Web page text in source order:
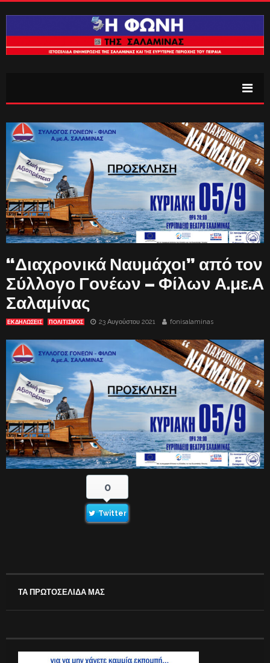
“Διαχρονικά Ναυμάχοι” από τον
Σύλλογο Γονέων – Φίλων Α.με.Α
Σαλαμίνας
ΕΚΔΗΛΏΣΕΙΣ ΠΟΛΙΤΙΣΜΟΣ 23 Αυγούστου 2021 fonisalaminas
0
Twitter
ΤΑ ΠΡΩΤΟΣΕΛΙΔΑ ΜΑΣ